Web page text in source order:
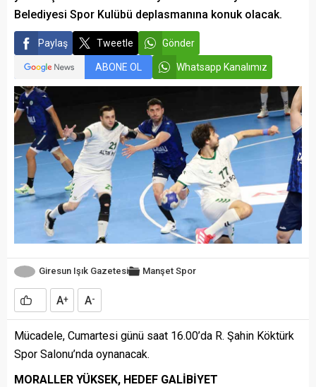
Belediyesi Spor Kulübü deplasmanına konuk olacak.
Paylaş Tweetle Gönder
ABONE OL Whatsapp Kanalımız
Giresun Işık Gazetesi Manşet Spor
A+ A-
Mücadele, Cumartesi günü saat 16.00’da R. Şahin Köktürk
Spor Salonu’nda oynanacak.
MORALLER YÜKSEK, HEDEF GALİBİYET